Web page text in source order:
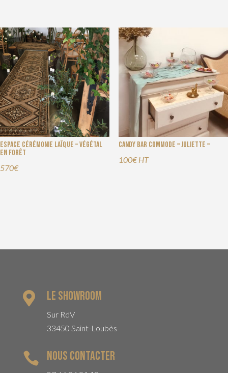
Espace cérémonie laïque – Végétal
en forêt
570€
Candy Bar commode « Juliette »
100€ HT
 Le Showroom
Sur RdV
33450 Saint-Loubès
 Nous contacter